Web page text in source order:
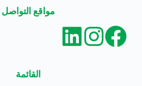
مواقع التواصل
القائمة